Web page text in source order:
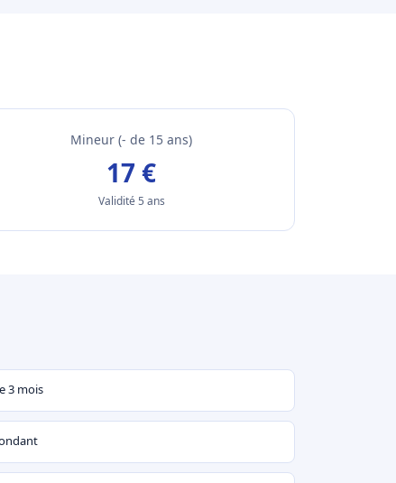
Mineur (- de 15 ans)
17 €
Validité 5 ans
3 mois